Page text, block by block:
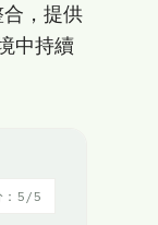
，提供
中持續
：5/5